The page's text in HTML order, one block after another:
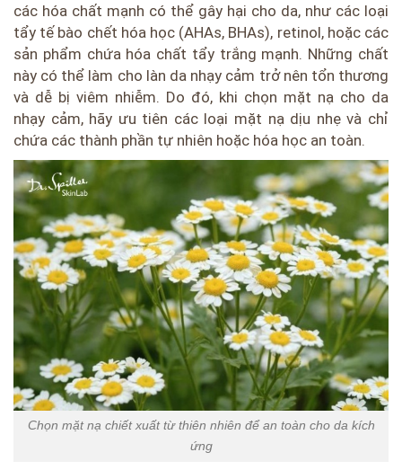
các hóa chất mạnh có thể gây hại cho da, như các loại
tẩy tế bào chết hóa học (AHAs, BHAs), retinol, hoặc các
sản phẩm chứa hóa chất tẩy trắng mạnh. Những chất
này có thể làm cho làn da nhạy cảm trở nên tổn thương
và dễ bị viêm nhiễm. Do đó, khi chọn mặt nạ cho da
nhạy cảm, hãy ưu tiên các loại mặt nạ dịu nhẹ và chỉ
chứa các thành phần tự nhiên hoặc hóa học an toàn.
Chọn mặt nạ chiết xuất từ thiên nhiên để an toàn cho da kích
ứng